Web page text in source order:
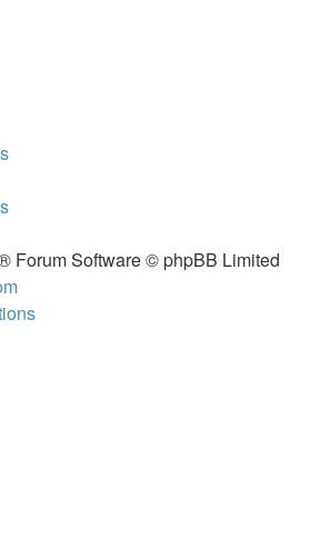
Forum Software © phpBB Limited